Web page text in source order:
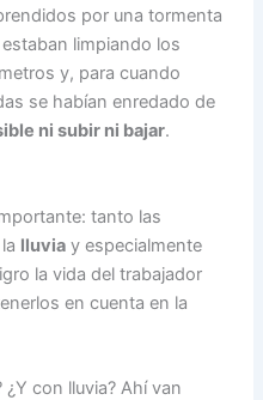
por una tormenta
limpiando los
y, para cuando
se habían enredado de
ni subir ni bajar.
tanto las
lluvia y especialmente
la vida del trabajador
en cuenta en la
con lluvia? Ahí van